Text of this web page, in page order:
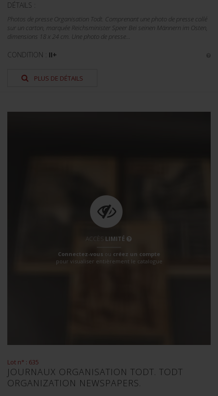
DÉTAILS :
Photos de presse Organisation Todt. Comprenant une photo de presse collé
sur un carton, marquée Reichsminister Speer Bei seinen Männern im Osten,
dimensions 18 x 24 cm. Une photo de presse...
CONDITION : II+
PLUS DE DÉTAILS
ACCÈS LIMITÉ
Connectez-vous ou créez un compte
pour visualiser entièrement le catalogue
Lot n° : 635
JOURNAUX ORGANISATION TODT. TODT
ORGANIZATION NEWSPAPERS.